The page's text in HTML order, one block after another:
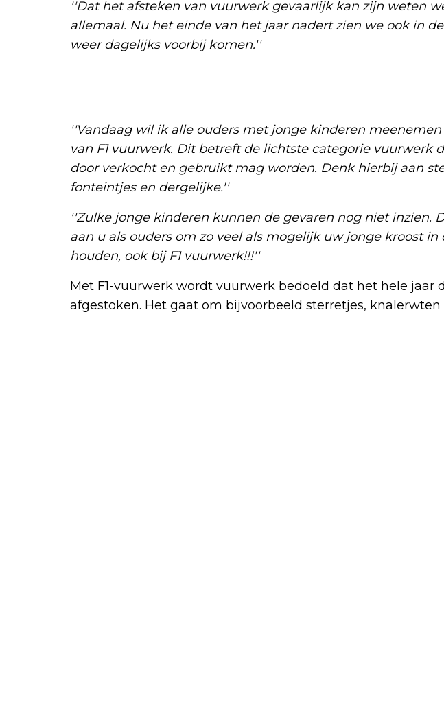
''Dat het afsteken van vuurwerk gevaarlijk kan zijn weten
allemaal. Nu het einde van het jaar nadert zien we ook in
weer dagelijks voorbij komen.''
''Vandaag wil ik alle ouders met jonge kinderen
van F1 vuurwerk. Dit betreft de lichtste categorie vuurwerk
door verkocht en gebruikt mag worden. Denk hierbij aan
fonteintjes en dergelijke.''
''Zulke jonge kinderen kunnen de gevaren nog niet inzien.
aan u als ouders om zo veel als mogelijk uw jonge kroost in
houden, ook bij F1 vuurwerk!!!''
Met F1-vuurwerk wordt vuurwerk bedoeld dat het hele jaar
afgestoken. Het gaat om bijvoorbeeld sterretjes, knalerwten